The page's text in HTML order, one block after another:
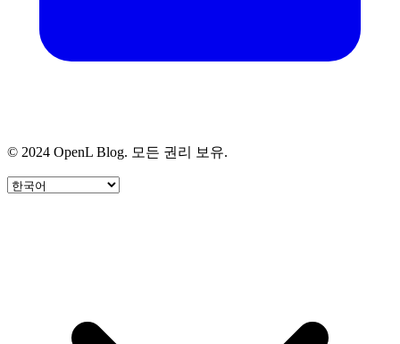
© 2024 OpenL Blog. 모든 권리 보유.